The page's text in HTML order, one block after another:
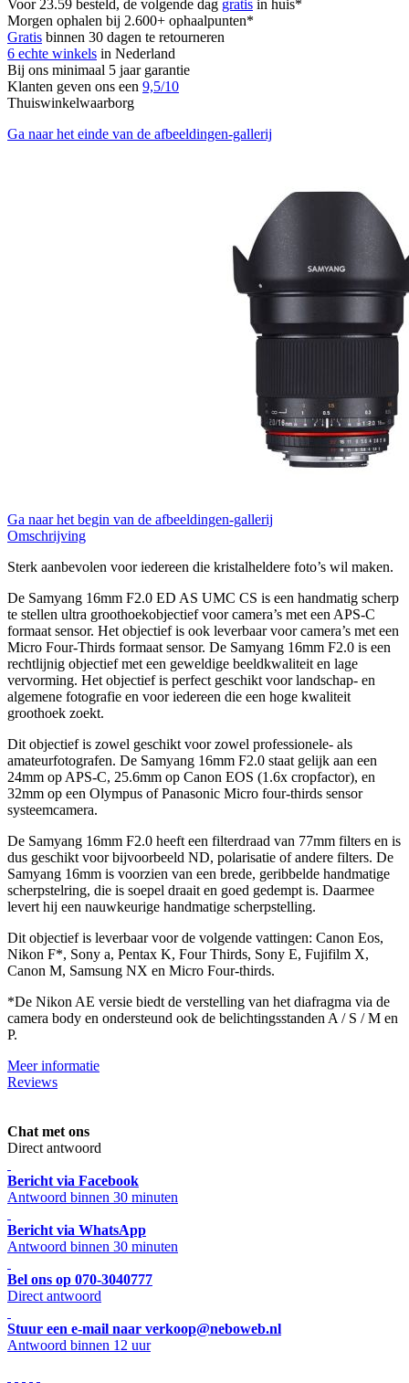
Voor 23.59 besteld, de volgende dag gratis in huis*
Morgen ophalen bij 2.600+ ophaalpunten*
Gratis binnen 30 dagen te retourneren
6 echte winkels in Nederland
Bij ons minimaal 5 jaar garantie
Klanten geven ons een 9,5/10
Thuiswinkelwaarborg
Ga naar het einde van de afbeeldingen-gallerij
Ga naar het begin van de afbeeldingen-gallerij
Omschrijving
Sterk aanbevolen voor iedereen die kristalheldere foto’s wil maken.
De Samyang 16mm F2.0 ED AS UMC CS is een handmatig scherp
te stellen ultra groothoekobjectief voor camera’s met een APS-C
formaat sensor. Het objectief is ook leverbaar voor camera’s met een
Micro Four-Thirds formaat sensor. De Samyang 16mm F2.0 is een
rechtlijnig objectief met een geweldige beeldkwaliteit en lage
vervorming. Het objectief is perfect geschikt voor landschap- en
algemene fotografie en voor iedereen die een hoge kwaliteit
groothoek zoekt.
Dit objectief is zowel geschikt voor zowel professionele- als
amateurfotografen. De Samyang 16mm F2.0 staat gelijk aan een
24mm op APS-C, 25.6mm op Canon EOS (1.6x cropfactor), en
32mm op een Olympus of Panasonic Micro four-thirds sensor
systeemcamera.
De Samyang 16mm F2.0 heeft een filterdraad van 77mm filters en is
dus geschikt voor bijvoorbeeld ND, polarisatie of andere filters. De
Samyang 16mm is voorzien van een brede, geribbelde handmatige
scherpstelring, die is soepel draait en goed gedempt is. Daarmee
levert hij een nauwkeurige handmatige scherpstelling.
Dit objectief is leverbaar voor de volgende vattingen: Canon Eos,
Nikon F*, Sony a, Pentax K, Four Thirds, Sony E, Fujifilm X,
Canon M, Samsung NX en Micro Four-thirds.
*De Nikon AE versie biedt de verstelling van het diafragma via de
camera body en ondersteund ook de belichtingsstanden A / S / M en
P.
Meer informatie
Reviews
Chat met ons
Direct antwoord
Bericht via Facebook
Antwoord binnen 30 minuten
Bericht via WhatsApp
Antwoord binnen 30 minuten
Bel ons op 070-3040777
Direct antwoord
Stuur een e-mail naar verkoop@neboweb.nl
Antwoord binnen 12 uur